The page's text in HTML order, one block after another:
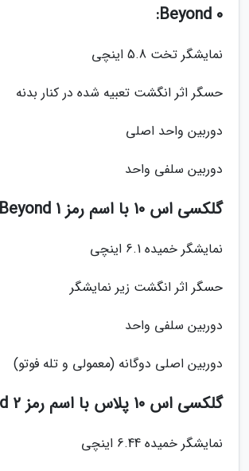
Beyond 0:
نمایشگر تخت 5.8 اینچی
حسگر اثر انگشت تعبیه شده در کنار بدنه
دوربین واحد اصلی
دوربین سلفی واحد
گلکسی اس 10 با اسم رمز Beyond 1:
نمایشگر خمیده 6.1 اینچی
حسگر اثر انگشت زیر نمایشگر
دوربین سلفی واحد
دوربین اصلی دوگانه (معمولی و تله فوتو)
گلکسی اس 10 پلاس با اسم رمز Beyond 2:
نمایشگر خمیده 6.44 اینچی